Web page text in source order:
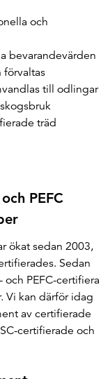
och
bevarandevärden
förvaltas
till odlingar
träd
och PEFC
ökat sedan 2003,
Sedan
och PEFC-certifiera
Vi kan därför idag
av certifierade
certifierade och